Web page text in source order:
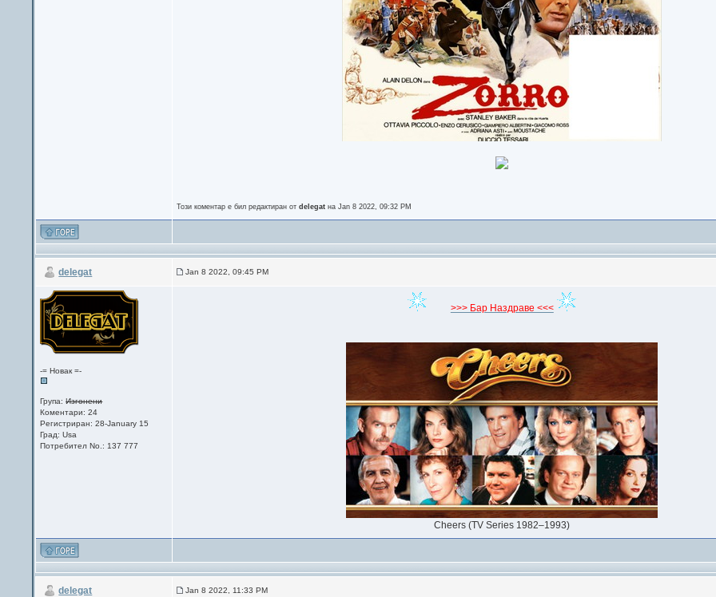
Този коментар е бил редактиран отdelegat на Jan 8 2022, 09:32 PM
delegat Jan 8 2022, 09:45 PM
-= Новак =-
Група:Изгонени
Коментари: 24
Регистриран: 28-January 15
Град: Usa
Потребител No.: 137 777
>>> Бар Наздраве <<<
Cheers (TV Series 1982–1993)
delegat Jan 8 2022, 11:33 PM